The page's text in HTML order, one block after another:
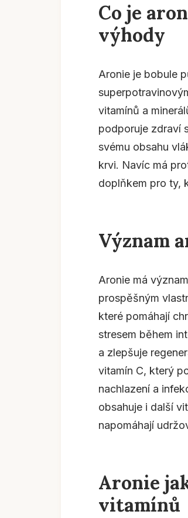
Co je
výhody
Aronie je bobule
vitamínů a
podporuje zdraví
svému obsahu
krvi. Navíc má
doplňkem pro ty,
Význam
Aronie má
prospěšným
které pomáhají
stresem během
a zlepšuje
vitamín C, který
nachlazení a
obsahuje i další
napomáhají
Aronie
vitamínů